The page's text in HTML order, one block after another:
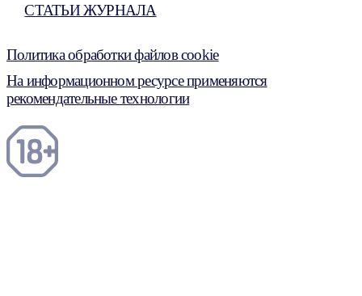
СТАТЬИ ЖУРНАЛА
Политика обработки файлов cookie
На информационном ресурсе применяются
рекомендательные технологии